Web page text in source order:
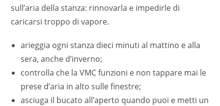
sull’aria della stanza: rinnovarla e impedirle di
caricarsi troppo di vapore.
arieggia ogni stanza dieci minuti al mattino e alla
sera, anche d’inverno;
controlla che la VMC funzioni e non tappare mai le
prese d’aria in alto sulle finestre;
asciuga il bucato all’aperto quando puoi e metti un